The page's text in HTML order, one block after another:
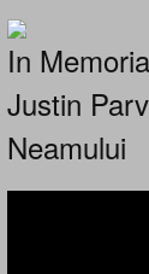
In
Justin
Neamului